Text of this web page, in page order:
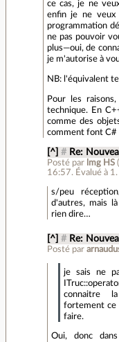
ce cas, je ne
enfin je ne veux
programmation
ne pas pouvoir
plus—oui, de
je m'autorise à
NB: l'équivalent
Pour les
technique. En
comme des
comment font C#
[^] # Re:
Posté par lmg HS (
16:57. Évalué à 1 .
s/peu
d'autres, mais
rien dire…
[^] # Re:
Posté par
je sais ne
connaitre
fortement ce
faire.
Oui, donc